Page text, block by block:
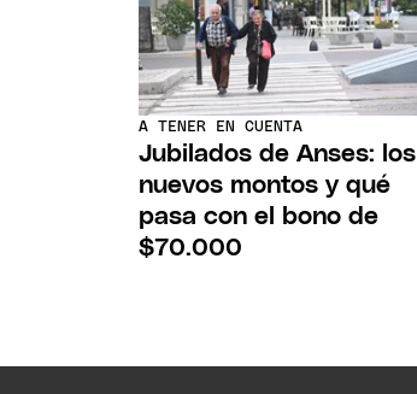
A TENER EN CUENTA
Jubilados de Anses: los
nuevos montos y qué
pasa con el bono de
$70.000